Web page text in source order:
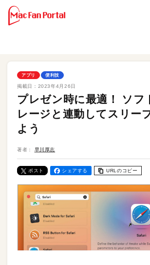
アプリ 便利技
掲載日： 2023年4月26日
プレゼン時に最適！ ソフ
レージと連動してスリー
よう
著者： 早川厚志
ポスト シェアする URLのコピー